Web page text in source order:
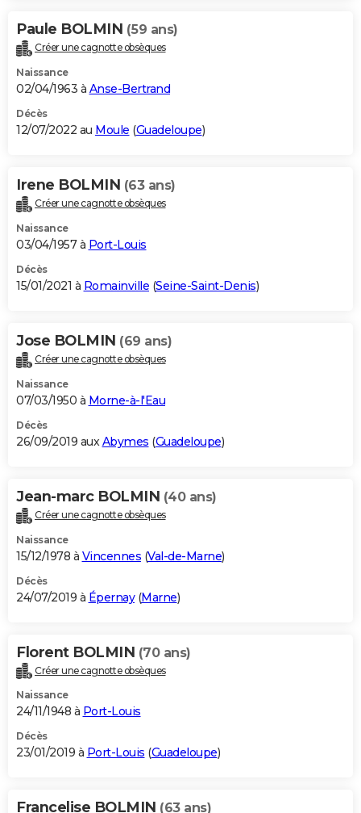
Paule BOLMIN (59 ans)
Créer une cagnotte obsèques
Naissance
02/04/1963 à Anse-Bertrand
Décès
12/07/2022 au Moule (Guadeloupe)
Irene BOLMIN (63 ans)
Créer une cagnotte obsèques
Naissance
03/04/1957 à Port-Louis
Décès
15/01/2021 à Romainville (Seine-Saint-Denis)
Jose BOLMIN (69 ans)
Créer une cagnotte obsèques
Naissance
07/03/1950 à Morne-à-l'Eau
Décès
26/09/2019 auxAbymes (Guadeloupe)
Jean-marc BOLMIN (40 ans)
Créer une cagnotte obsèques
Naissance
15/12/1978 à Vincennes (Val-de-Marne)
Décès
24/07/2019 à Épernay(Marne)
Florent BOLMIN (70 ans)
Créer une cagnotte obsèques
Naissance
24/11/1948 à Port-Louis
Décès
23/01/2019 à Port-Louis (Guadeloupe)
Francelise BOLMIN (63 ans)